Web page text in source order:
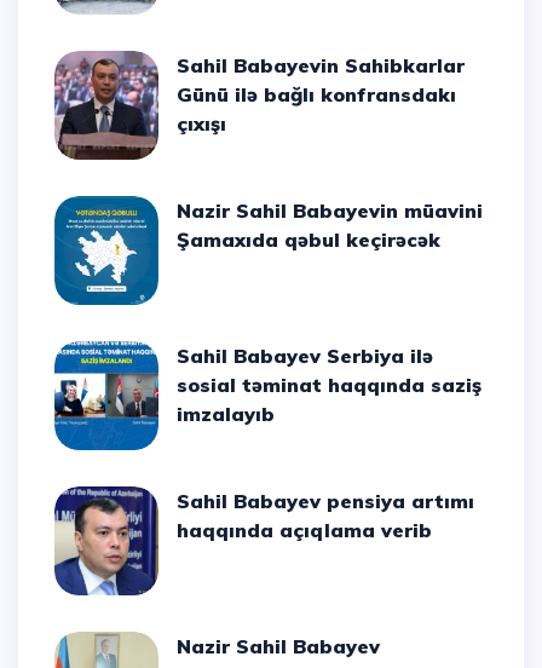
Sahil Babayevin Sahibkarlar
Günü ilə bağlı konfransdakı
çıxışı
Nazir Sahil Babayevin müavini
Şamaxıda qəbul keçirəcək
Sahil Babayev Serbiya ilə
sosial təminat haqqında saziş
imzalayıb
Sahil Babayev pensiya artımı
haqqında açıqlama verib
Nazir Sahil Babayev